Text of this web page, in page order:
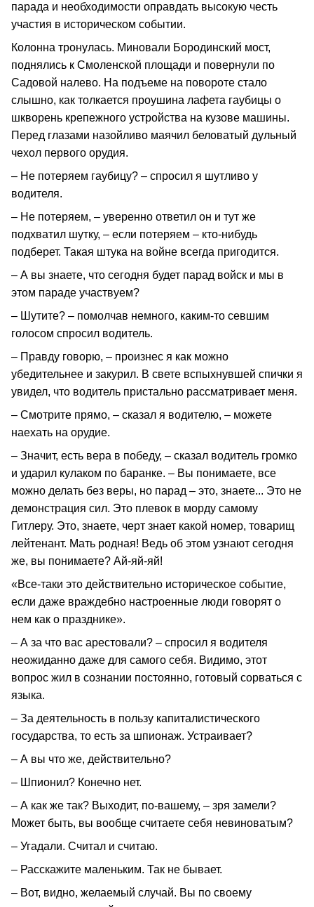
парада и необходимости оправдать высокую честь
участия в историческом событии.
Колонна тронулась. Миновали Бородинский мост,
поднялись к Смоленской площади и повернули по
Садовой налево. На подъеме на повороте стало
слышно, как толкается проушина лафета гаубицы о
шкворень крепежного устройства на кузове машины.
Перед глазами назойливо маячил беловатый дульный
чехол первого орудия.
– Не потеряем гаубицу? – спросил я шутливо у
водителя.
– Не потеряем, – уверенно ответил он и тут же
подхватил шутку, – если потеряем – кто-нибудь
подберет. Такая штука на войне всегда пригодится.
– А вы знаете, что сегодня будет парад войск и мы в
этом параде участвуем?
– Шутите? – помолчав немного, каким-то севшим
голосом спросил водитель.
– Правду говорю, – произнес я как можно
убедительнее и закурил. В свете вспыхнувшей спички я
увидел, что водитель пристально рассматривает меня.
– Смотрите прямо, – сказал я водителю, – можете
наехать на орудие.
– Значит, есть вера в победу, – сказал водитель громко
и ударил кулаком по баранке. – Вы понимаете, все
можно делать без веры, но парад – это, знаете... Это не
демонстрация сил. Это плевок в морду самому
Гитлеру. Это, знаете, черт знает какой номер, товарищ
лейтенант. Мать родная! Ведь об этом узнают сегодня
же, вы понимаете? Ай-яй-яй!
«Все-таки это действительно историческое событие,
если даже враждебно настроенные люди говорят о
нем как о празднике».
– А за что вас арестовали? – спросил я водителя
неожиданно даже для самого себя. Видимо, этот
вопрос жил в сознании постоянно, готовый сорваться с
языка.
– За деятельность в пользу капиталистического
государства, то есть за шпионаж. Устраивает?
– А вы что же, действительно?
– Шпионил? Конечно нет.
– А как же так? Выходит, по-вашему, – зря замели?
Может быть, вы вообще считаете себя невиноватым?
– Угадали. Считал и считаю.
– Расскажите маленьким. Так не бывает.
– Вот, видно, желаемый случай. Вы по своему